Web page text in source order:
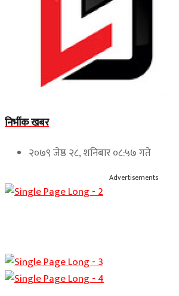
निर्भीक खबर
२०७९ जेष्ठ २८, शनिबार ०८:५७ गते
Advertisements